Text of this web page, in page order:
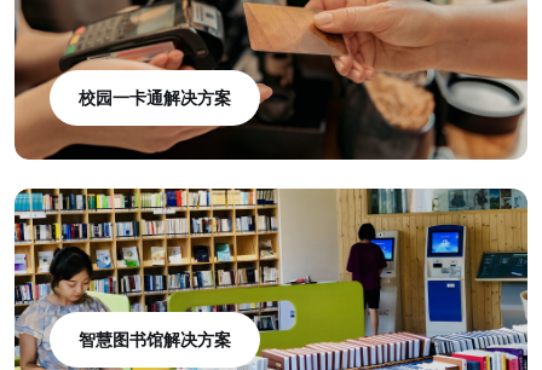
校园一卡通解决方案
智慧图书馆解决方案